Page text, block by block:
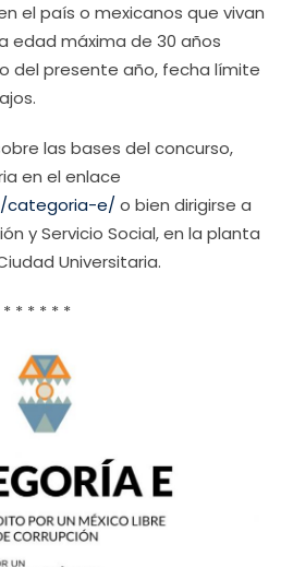
el país o mexicanos que vivan
edad máxima de 30 años
del presente año, fecha límite
las bases del concurso,
en el enlace
categoria-e/ o bien dirigirse a
y Servicio Social, en la planta
Universitaria.
* * * * * *